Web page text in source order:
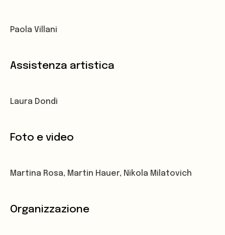
Paola Villani
Assistenza artistica
Laura Dondi
Foto e video
Martina Rosa, Martin Hauer, Nikola Milatovich
Organizzazione